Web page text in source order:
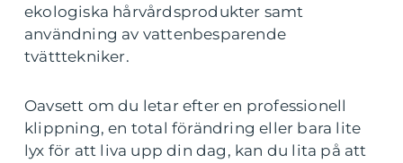
ekologiska hårvårdsprodukter samt
användning av vattenbesparende
tvätttekniker.
Oavsett om du letar efter en professionell
klippning, en total förändring eller bara lite
lyx för att liva upp din dag, kan du lita på att